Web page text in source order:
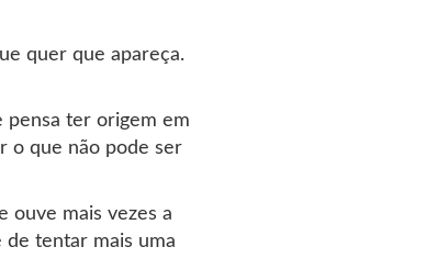
quer que apareça.
pensa ter origem em
o que não pode ser
ouve mais vezes a
de tentar mais uma